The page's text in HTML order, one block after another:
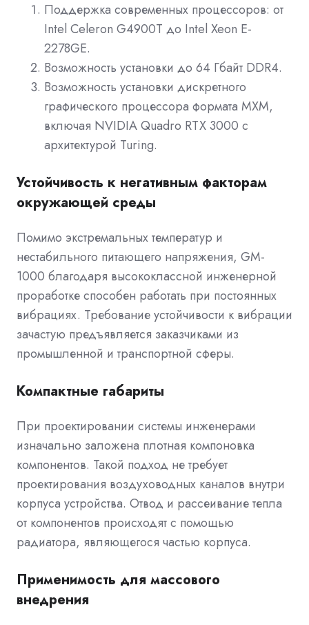
Поддержка современных процессоров: от
Intel Celeron G4900T до Intel Xeon E-
2278GE.
Возможность установки до 64 Гбайт DDR4.
Возможность установки дискретного
графического процессора формата MXM,
включая NVIDIA Quadro RTX 3000 с
архитектурой Turing.
Устойчивость к негативным факторам
окружающей среды
Помимо экстремальных температур и
нестабильного питающего напряжения, GM-
1000 благодаря высококлассной инженерной
проработке способен работать при постоянных
вибрациях. Требование устойчивости к вибрации
зачастую предъявляется заказчиками из
промышленной и транспортной сферы.
Компактные габариты
При проектировании системы инженерами
изначально заложена плотная компоновка
компонентов. Такой подход не требует
проектирования воздуховодных каналов внутри
корпуса устройства. Отвод и рассеивание тепла
от компонентов происходят с помощью
радиатора, являющегося частью корпуса.
Применимость для массового
внедрения